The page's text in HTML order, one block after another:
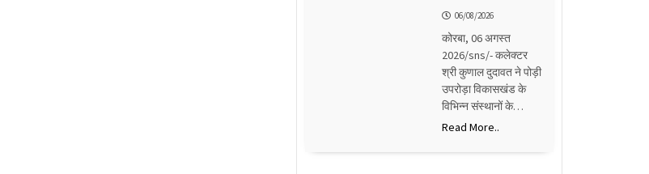
06/08/2026
कोरबा, 06 अगस्त
2026/sns/- कलेक्टर
श्री कुणाल दुदावत ने पोड़ी
उपरोड़ा विकासखंड के
विभिन्न संस्थानों के…
Read More..